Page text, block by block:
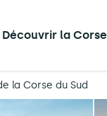
Découvrir la Corse
la Corse du Sud